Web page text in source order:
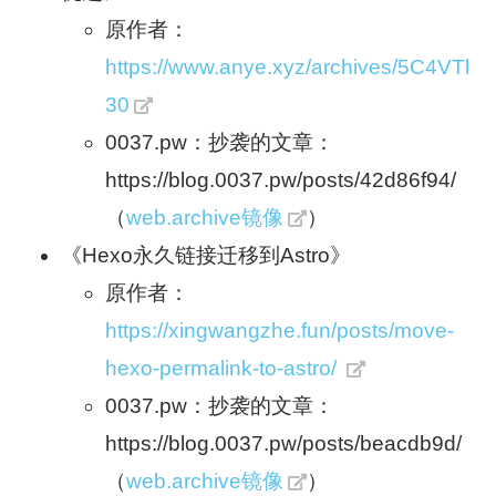
原作者：
https://www.anye.xyz/archives/5C4VTl
30
0037.pw：抄袭的文章：
https://blog.0037.pw/posts/42d86f94/
（web.archive镜像
）
《Hexo永久链接迁移到Astro》
原作者：
https://xingwangzhe.fun/posts/move-
hexo-permalink-to-astro/
0037.pw：抄袭的文章：
https://blog.0037.pw/posts/beacdb9d/
（web.archive镜像 ）